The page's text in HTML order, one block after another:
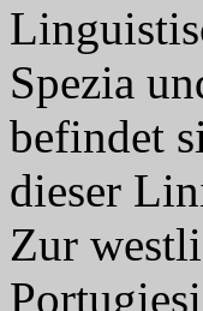
Spezia
befindet
dieser
Zur